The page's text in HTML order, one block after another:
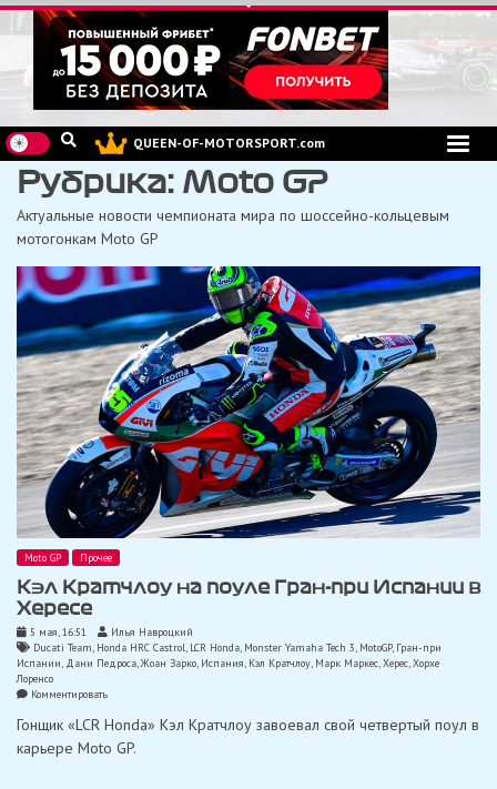
Перейти
к
содержимому
QUEEN-OF-MOTORSPORT.com
Рубрика: Moto GP
Актуальные новости чемпионата мира по шоссейно-кольцевым
мотогонкам Moto GP
Moto GP Прочее
Кэл Кратчлоу на поуле Гран-при Испании в
Хересе
5 мая, 16:51
Илья Навроцкий
Ducati Team, Honda HRC Castrol, LCR Honda, Monster Yamaha Tech 3, MotoGP, Гран-при
Испании, Дани Педроса,Жоан Зарко, Испания, Кэл Кратчлоу, Марк Маркес,Херес,Хорхе
Лоренсо
Комментироватьon
Кратчлоу
поуле
Гонщик «LCR Honda» Кэл Кратчлоу завоевал свой четвертый поул в
карьере Moto GP.